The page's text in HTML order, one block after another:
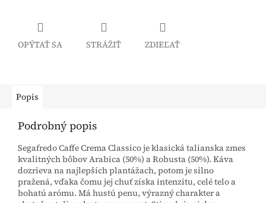
OPÝTAŤ SA STRÁŽIŤ ZDIEĽAŤ
Popis
Podrobný popis
Segafredo Caffe Crema Classico je klasická talianska zmes
kvalitných bôbov Arabica (50%) a Robusta (50%). Káva
dozrieva na najlepších plantážach, potom je silno
pražená, vďaka čomu jej chuť získa intenzitu, celé telo a
bohatú arómu. Má hustú penu, výrazný charakter a